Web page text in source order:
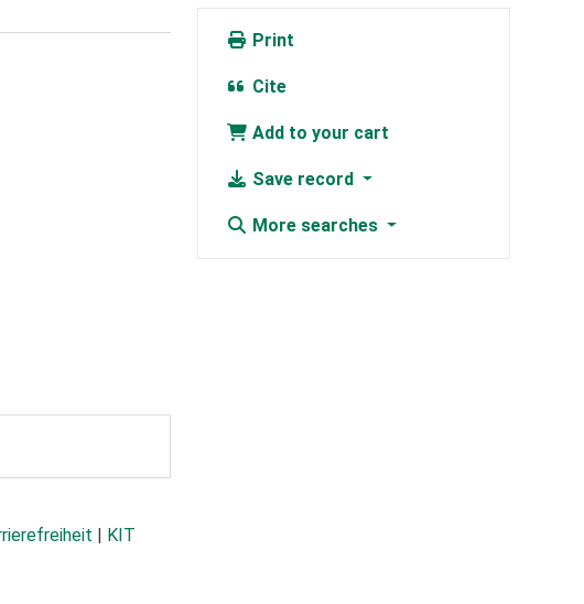
Print
Cite
Add to your cart
Save record
More searches
| KIT